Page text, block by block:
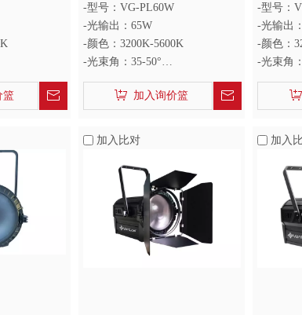
篮
菲涅尔灯
-型号：VG-PL60W
-光输出：65W
-颜色：3200K-5600K
-光束角：35-50°
-显色指数：90+
加入询价篮
尔灯
-型号：
-光输出
-颜色：
-光束角
-显色指
加入比对 加入